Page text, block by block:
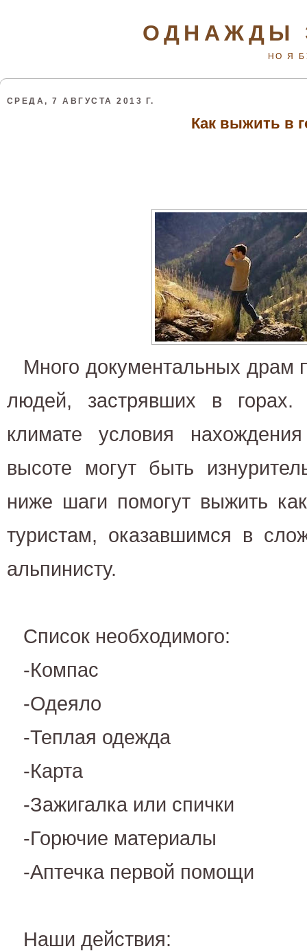
ОДНАЖДЫ
НО Я
СРЕДА, 7 АВГУСТА 2013 Г.
Как выжить в
Много документальных драм
людей, застрявших в
климате условия
высоте могут быть
ниже шаги помогут выжить
туристам, оказавшимся в
альпинисту.
Список необходимого:
-Компас
-Одеяло
-Теплая одежда
-Карта
-Зажигалка или спички
-Горючие материалы
-Аптечка первой помощи
Наши действия: